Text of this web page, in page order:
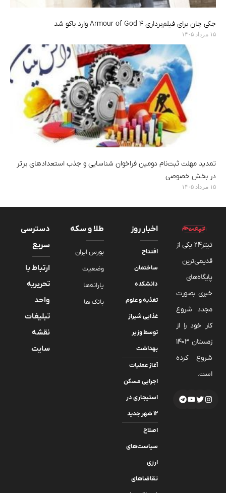
جکی چان برای فیلم‌برداری Armour of God 4 وارد باکو شد
۱۵ مرداد ۱۴۰۵
تمدید مهلت ثبت‌نام دومین فراخوان شناسایی و جذب استعدادهای برتر
در بخش خصوصی
۱۵ مرداد ۱۴۰۵
تیتر24 یکی از
قدیمی‌ترین
پایگاه‌های
خبری بصورت
مجدد شروع
کار خود را از
زمستان 1403
شروع کرده
است.
اخبار روز
افتتاح
ساختمان
دانشکده
تغذیه و علوم
غذایی شیراز
توسط وزیر
بهداشت
آغاز عملیات
اجرایی مسکن
استیجاری در
۱۲ شهر جدید
اصلاح
سیاست‌های
ارزی
تقاضاهای
طلا و سکه
بورس ایران
وضعیت
یارانه‌ها
بانک ها
دسترسی
سریع
ارتباط با
تحریریه
واحد
تبلیغات
نقشه
سایت